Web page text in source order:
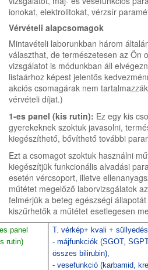
ionokat, elektrolitokat, vérzsír
Vérvételi alapcsomagok
Mintavételi laborunkban három
választhat, de természetesen az Ön
vizsgálatot is módunkban áll
listaárhoz képest jelentős
akciós csomagárak nem
vérvételi díjat.)
1-es panel (kis rutin): Ez egy kis
gyerekeknek szoktuk javasolni,
kiegészíthető, bővíthető további
Ezt a csomagot szoktuk használni
kiegészítjük funkcionális alvadási
esetén vércsoport, illetve
műtétet megelőző laborvizsgálatok
felmérjük a beteg egészségi
kiszűrhetők a műtétet esetlegesen
panel
rutin)
T. vérkép+ kvali +
- májfunkciók (SGOT,
összes bilirubin),
- vesefunkció (karbamid,